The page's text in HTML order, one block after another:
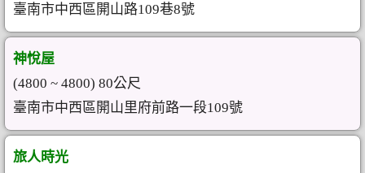
臺南市中西區開山路109巷8號
神悅屋
(4800 ~ 4800) 80公尺
臺南市中西區開山里府前路一段109號
旅人時光